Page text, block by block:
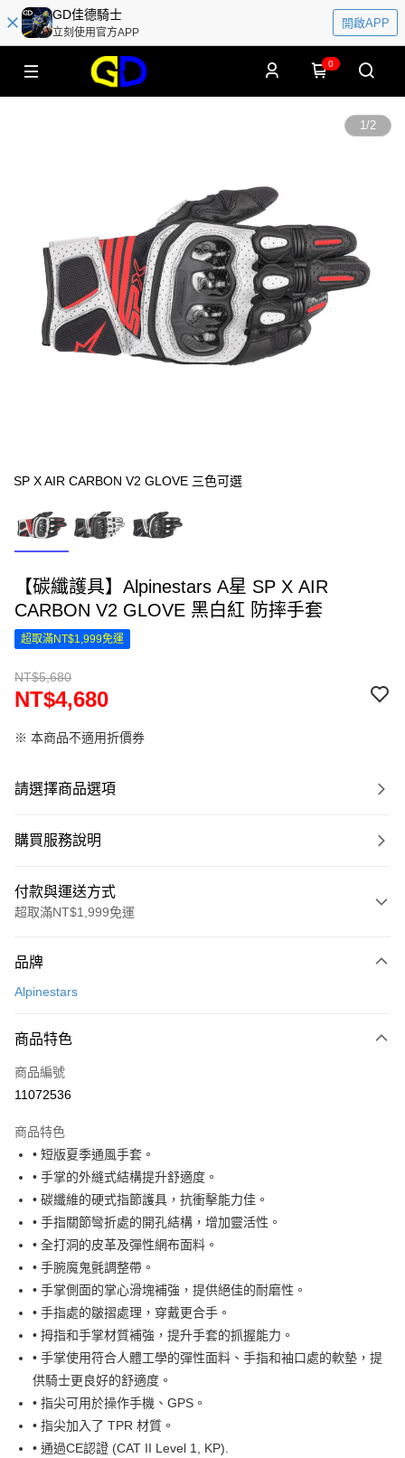
GD佳德騎士
立刻使用官方APP
開啟APP
0
1/2
SP X AIR CARBON V2 GLOVE 三色可選
【碳纖護具】Alpinestars A星 SP X AIR
CARBON V2 GLOVE 黑白紅 防摔手套
超取滿NT$1,999免運
NT$5,680
NT$4,680
※ 本商品不適用折價券
請選擇商品選項
購買服務說明
付款與運送方式
超取滿NT$1,999免運
信用卡一次付款
3 期 0 利率 每期
合作金庫商業銀行
上海商業儲蓄銀行
臺灣中小企業銀行
匯豐（台灣）商業銀行
聯邦商業銀行
元大商業銀行
永豐商業銀行
玉山商業銀行
星展（台灣）商業銀行
台灣樂天信用卡公司
超商取貨付款
LINE Pay
Apple Pay
街口支付
悠遊付
Google Pay
全盈+PAY
大哥付你分期
相關說明
1.本服務由台灣大哥大提供，台灣大哥大用戶可立即使用無須另外申請。
2.付款方式選擇「大哥付你分期」，訂單成立後會自動跳轉到大哥付的交易
流程，驗證手機門號後，選擇欲分期的期數、繳款截止日，確認付款後即完
成交易。
3.實際核准額度、可分期數及費用金額請依後續交易確認頁面所載為準。
4.訂單成立30分鐘內，如未前往確認交易或遇審核未通過，訂單將自動取
AFTEE先享後付
相關說明
【關於「AFTEE先享後付」】
AFTEE先享後付是「在收到商品之後才付款」的支付方式。 讓您購物簡單
便利好安心！
１．簡單：不需註冊會員、不需綁卡、不需儲值。
品牌
Alpinestars
商品特色
商品編號
11072536
商品特色
• 短版夏季通風手套。
• 手掌的外縫式結構提升舒適度。
• 碳纖維的硬式指節護具，抗衝擊能力佳。
• 手指關節彎折處的開孔結構，增加靈活性。
• 全打洞的皮革及彈性網布面料。
• 手腕魔鬼氈調整帶。
• 手掌側面的掌心滑塊補強，提供絕佳的耐磨性。
• 手指處的皺摺處理，穿戴更合手。
• 拇指和手掌材質補強，提升手套的抓握能力。
• 手掌使用符合人體工學的彈性面料、手指和袖口處的軟墊，提
供騎士更良好的舒適度。
• 指尖可用於操作手機、GPS。
• 指尖加入了 TPR 材質。
• 通過CE認證 (CAT II Level 1, KP).